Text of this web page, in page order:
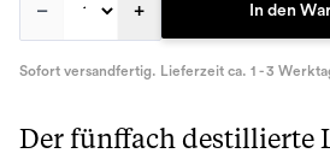
– + In den
Sofort versandfertig. Lieferzeit ca. 1 - 3
Der fünffach destillierte